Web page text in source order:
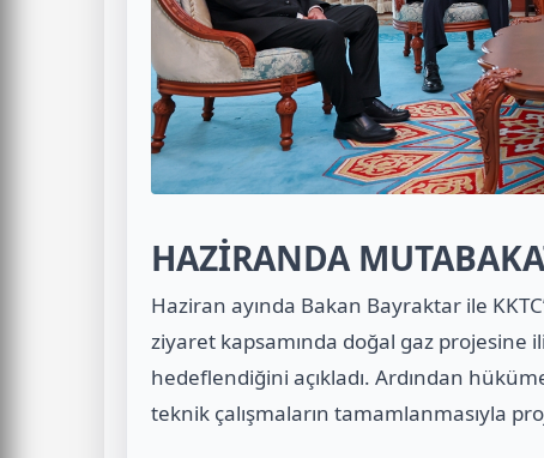
HAZİRANDA
Haziran ayında Bakan Bayraktar ile
ziyaret kapsamında doğal gaz projesine
hedeflendiğini açıkladı. Ardından
teknik çalışmaların tamamlanmasıyla